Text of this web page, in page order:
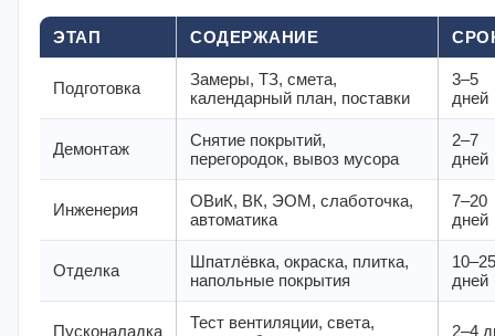
ЭТАП СОДЕРЖАНИЕ
Подготовка
Замеры, ТЗ, смета,
календарный план, поставки
3–5
дней
Демонтаж
Снятие покрытий,
перегородок, вывоз мусора
2–7
дней
Инженерия
ОВиК, ВК, ЭОМ, слаботочка,
автоматика
7–20
дней
Отделка
Шпатлёвка, окраска, плитка,
напольные покрытия
10–25
дней
Пусконаладка
Тест вентиляции, света,
2–4